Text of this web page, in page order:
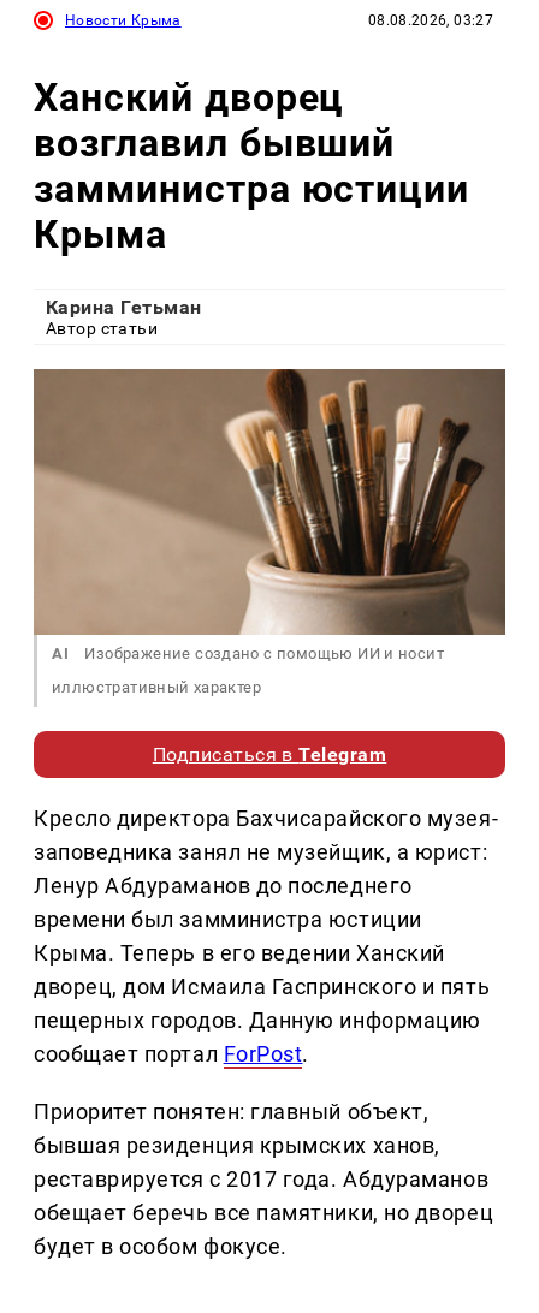
Новости Крыма 08.08.2026, 03:27
Ханский дворец
возглавил бывший
замминистра юстиции
Крыма
Карина Гетьман
Автор статьи
AI
Изображение создано с помощью ИИ и носит
иллюстративный характер
Подписаться вTelegram
Кресло директора Бахчисарайского музея-
заповедника занял не музейщик, а юрист:
Ленур Абдураманов до последнего
времени был замминистра юстиции
Крыма. Теперь в его ведении Ханский
дворец, дом Исмаила Гаспринского и пять
пещерных городов. Данную информацию
сообщает портал ForPost.
Приоритет понятен: главный объект,
бывшая резиденция крымских ханов,
реставрируется с 2017 года. Абдураманов
обещает беречь все памятники, но дворец
будет в особом фокусе.